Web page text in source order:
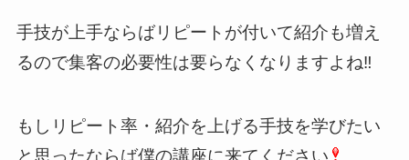
手技が上手ならばリピートが付いて紹介も増え
るので集客の必要性は要らなくなりますよね‼️
もしリピート率・紹介を上げる手技を学びたい